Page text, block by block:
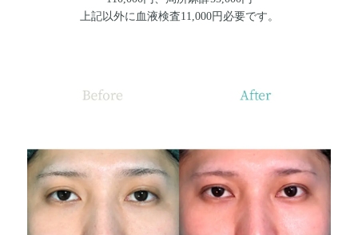
上記以外に血液検査11,000円必要です。